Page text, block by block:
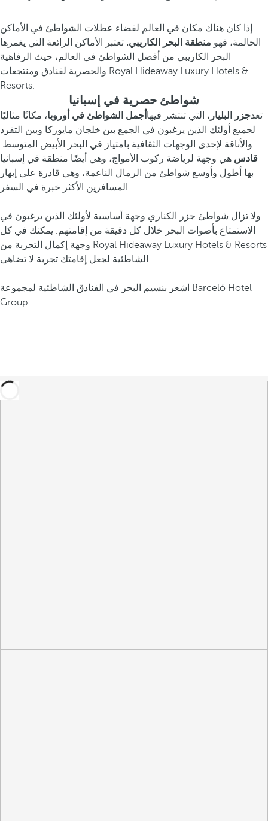
إذا كان هناك مكان في العالم لقضاء عطلات الشواطئ في الأماكن
الحالمة، فهو منطقة البحر الكاريبي. تعتبر الأماكن الرائعة التي يغمرها
البحر الكاريبي من أفضل الشواطئ في العالم، حيث الرفاهية
والحصرية لفنادق ومنتجعات Royal Hideaway Luxury Hotels &
Resorts.
شواطئ حصرية في إسبانيا
تعدجزر البليار ، التي تنتشر فيها أجمل الشواطئ في أوروبا، مكانًا مثاليًا
لجميع أولئك الذين يرغبون في الجمع بين خلجان مايوركا وبين التفرد
والأناقة لإحدى الوجهات الثقافية بامتياز في البحر الأبيض المتوسط.
قادس هي وجهة لرياضة ركوب الأمواج، وهي أيضًا منطقة في إسبانيا
بها أطول وأوسع شواطئ من الرمال الناعمة، وهي قادرة على إبهار
المسافرين الأكثر خبرة في السفر.
ولا تزال شواطئ جزر الكناري وجهة أساسية لأولئك الذين يرغبون في
الاستمتاع بأصوات البحر خلال كل دقيقة من إقامتهم. يمكنك في كل
وجهة إكمال التجربة من Royal Hideaway Luxury Hotels & Resorts
الشاطئية لجعل إقامتك تجربة لا تضاهى.
اشعر بنسيم البحر في الفنادق الشاطئية لمجموعة Barceló Hotel
Group.